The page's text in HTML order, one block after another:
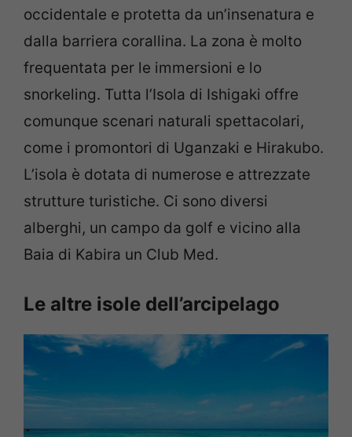
occidentale e protetta da un’insenatura e
dalla barriera corallina. La zona è molto
frequentata per le immersioni e lo
snorkeling. Tutta l’Isola di Ishigaki offre
comunque scenari naturali spettacolari,
come i promontori di Uganzaki e Hirakubo.
L’isola è dotata di numerose e attrezzate
strutture turistiche. Ci sono diversi
alberghi, un campo da golf e vicino alla
Baia di Kabira un Club Med.
Le altre isole dell’arcipelago